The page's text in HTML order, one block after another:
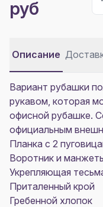
руб
Описание
Вариант рубашки
рукавом, которая
офисной рубашке.
официальным
Планка с 2
Воротник и
Укрепляющая
Приталенный крой
Гребенной хлопок